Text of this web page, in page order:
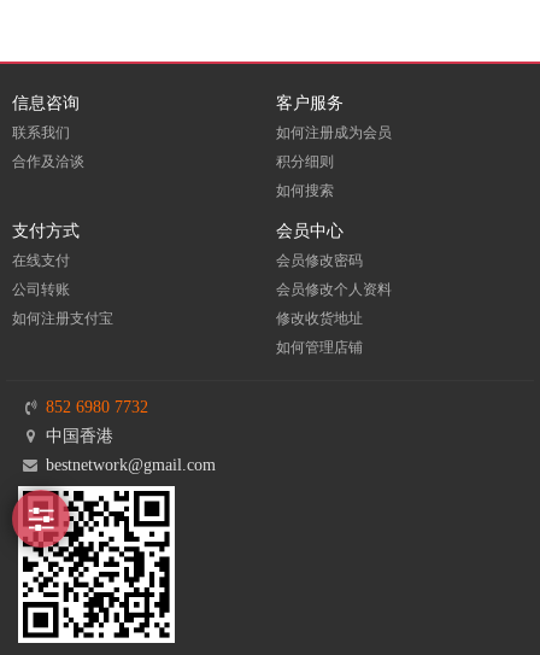
信息咨询
联系我们
合作及洽谈
客户服务
如何注册成为会员
积分细则
如何搜索
支付方式
在线支付
公司转账
如何注册支付宝
会员中心
会员修改密码
会员修改个人资料
修改收货地址
如何管理店铺
852 6980 7732
中国香港
bestnetwork@gmail.com